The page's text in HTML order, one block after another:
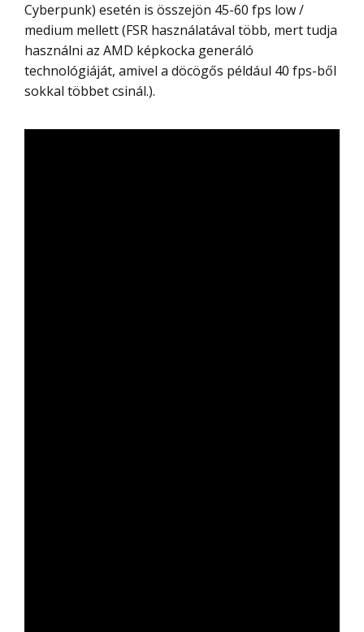
Cyberpunk) esetén is összejön 45-60 fps low /
medium mellett (FSR használatával több, mert tudja
használni az AMD képkocka generáló
technológiáját, amivel a döcögős például 40 fps-ből
sokkal többet csinál.).